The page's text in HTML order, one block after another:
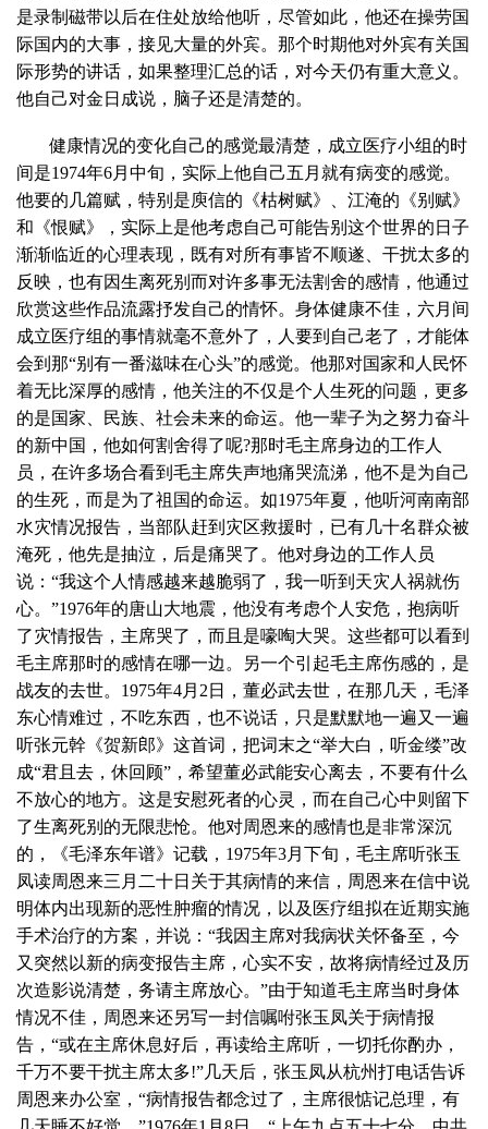
是录制磁带以后在住处放给他听，尽管如此，他还在操劳国
际国内的大事，接见大量的外宾。那个时期他对外宾有关国
际形势的讲话，如果整理汇总的话，对今天仍有重大意义。
他自己对金日成说，脑子还是清楚的。
健康情况的变化自己的感觉最清楚，成立医疗小组的时
间是1974年6月中旬，实际上他自己五月就有病变的感觉。
他要的几篇赋，特别是庾信的《枯树赋》、江淹的《别赋》
和《恨赋》，实际上是他考虑自己可能告别这个世界的日子
渐渐临近的心理表现，既有对所有事皆不顺遂、干扰太多的
反映，也有因生离死别而对许多事无法割舍的感情，他通过
欣赏这些作品流露抒发自己的情怀。身体健康不佳，六月间
成立医疗组的事情就毫不意外了，人要到自己老了，才能体
会到那“别有一番滋味在心头”的感觉。他那对国家和人民怀
着无比深厚的感情，他关注的不仅是个人生死的问题，更多
的是国家、民族、社会未来的命运。他一辈子为之努力奋斗
的新中国，他如何割舍得了呢?那时毛主席身边的工作人
员，在许多场合看到毛主席失声地痛哭流涕，他不是为自己
的生死，而是为了祖国的命运。如1975年夏，他听河南南部
水灾情况报告，当部队赶到灾区救援时，已有几十名群众被
淹死，他先是抽泣，后是痛哭了。他对身边的工作人员
说：“我这个人情感越来越脆弱了，我一听到天灾人祸就伤
心。”1976年的唐山大地震，他没有考虑个人安危，抱病听
了灾情报告，主席哭了，而且是嚎啕大哭。这些都可以看到
毛主席那时的感情在哪一边。另一个引起毛主席伤感的，是
战友的去世。1975年4月2日，董必武去世，在那几天，毛泽
东心情难过，不吃东西，也不说话，只是默默地一遍又一遍
听张元幹《贺新郎》这首词，把词末之“举大白，听金缕”改
成“君且去，休回顾”，希望董必武能安心离去，不要有什么
不放心的地方。这是安慰死者的心灵，而在自己心中则留下
了生离死别的无限悲怆。他对周恩来的感情也是非常深沉
的，《毛泽东年谱》记载，1975年3月下旬，毛主席听张玉
凤读周恩来三月二十日关于其病情的来信，周恩来在信中说
明体内出现新的恶性肿瘤的情况，以及医疗组拟在近期实施
手术治疗的方案，并说：“我因主席对我病状关怀备至，今
又突然以新的病变报告主席，心实不安，故将病情经过及历
次造影说清楚，务请主席放心。”由于知道毛主席当时身体
情况不佳，周恩来还另写一封信嘱咐张玉凤关于病情报
告，“或在主席休息好后，再读给主席听，一切托你酌办，
千万不要干扰主席太多!”几天后，张玉凤从杭州打电话告诉
周恩来办公室，“病情报告都念过了，主席很惦记总理，有